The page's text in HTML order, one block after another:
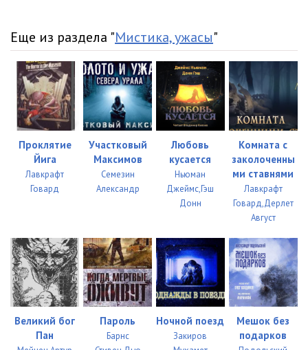
Еще из раздела "Мистика, ужасы"
Проклятие
Йига
Лавкрафт
Говард
Участковый
Максимов
Семезин
Александр
Любовь
кусается
Ньюман
Джеймс,Гэш
Донн
Комната с
заколоченны
ми ставнями
Лавкрафт
Говард,Дерлет
Август
Великий бог
Пан
Пароль
Барнс
Ночной поезд
Закиров
Мешок без
подарков